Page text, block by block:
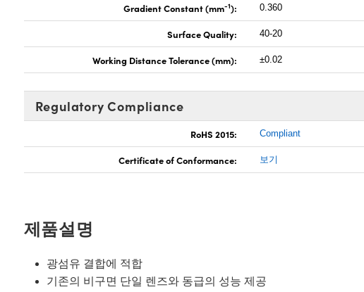
Gradient Constant (mm-1): 0.360
Surface Quality: 40-20
Working Distance Tolerance (mm): ±0.02
Regulatory Compliance
RoHS 2015: Compliant
Certificate of Conformance: 보기
제품설명
광섬유 결합에 적합
기존의 비구면 단일 렌즈와 동급의 성능 제공